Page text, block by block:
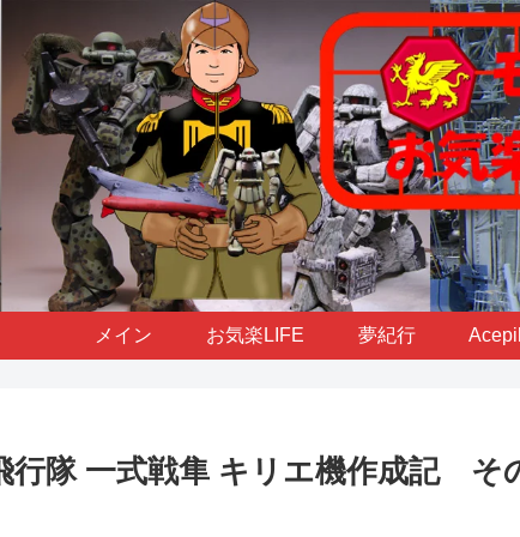
メイン お気楽LIFE 夢紀行
行隊 一式戦隼 キリエ機作成記